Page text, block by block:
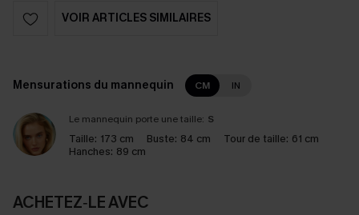
VOIR ARTICLES SIMILAIRES
Mensurations du mannequin CM IN
Le mannequin porte une taille: S
Taille: 173 cm Buste: 84 cm Tour de taille: 61 cm
Hanches: 89 cm
ACHETEZ‑LE AVEC